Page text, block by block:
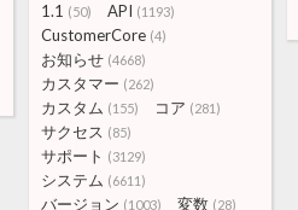
1.1 (50) API (1193)
CustomerCore (4)
お知らせ (4668)
カスタマー (262)
カスタム (155) コア (281)
サクセス (85)
サポート (3129)
システム (6611)
バージョン (1003) 変数 (28)